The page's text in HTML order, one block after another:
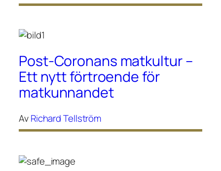
Post-Coronans matkultur –
Ett nytt förtroende för
matkunnandet
AvRichard Tellström